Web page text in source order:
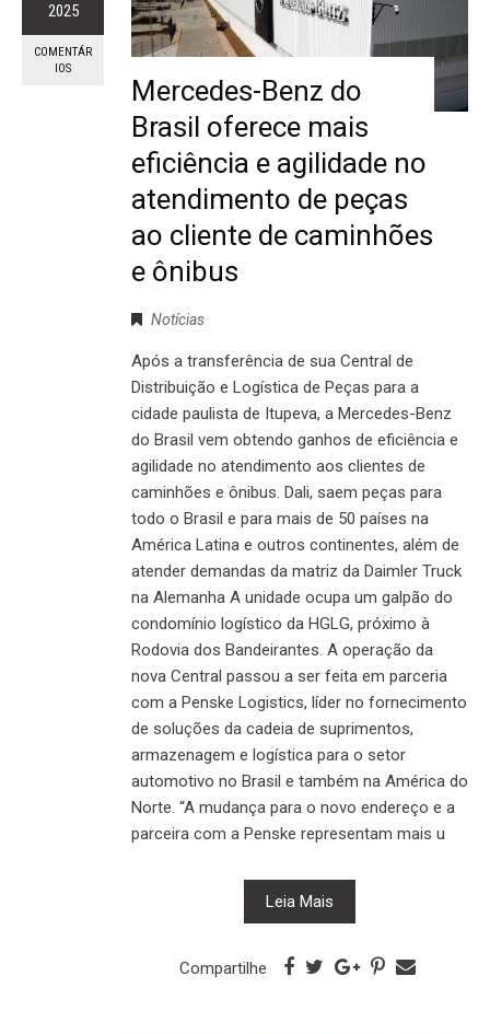
2025
COMENTÁR
IOS
Mercedes-Benz do
Brasil oferece mais
eficiência e agilidade no
atendimento de peças
ao cliente de caminhões
e ônibus
Notícias
Após a transferência de sua Central de
Distribuição e Logística de Peças para a
cidade paulista de Itupeva, a Mercedes-Benz
do Brasil vem obtendo ganhos de eficiência e
agilidade no atendimento aos clientes de
caminhões e ônibus. Dali, saem peças para
todo o Brasil e para mais de 50 países na
América Latina e outros continentes, além de
atender demandas da matriz da Daimler Truck
na Alemanha A unidade ocupa um galpão do
condomínio logístico da HGLG, próximo à
Rodovia dos Bandeirantes. A operação da
nova Central passou a ser feita em parceria
com a Penske Logistics, líder no fornecimento
de soluções da cadeia de suprimentos,
armazenagem e logística para o setor
automotivo no Brasil e também na América do
Norte. “A mudança para o novo endereço e a
parceira com a Penske representam mais u
Leia Mais
Compartilhe